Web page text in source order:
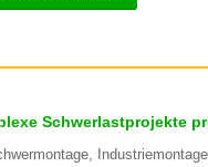
Schwerlastprojekte